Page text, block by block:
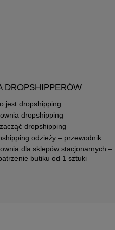
DROPSHIPPERÓW
jest dropshipping
dropshipping
dropshipping
odzieży – przewodnik
dla sklepów stacjonarnych –
butiku od 1 sztuki